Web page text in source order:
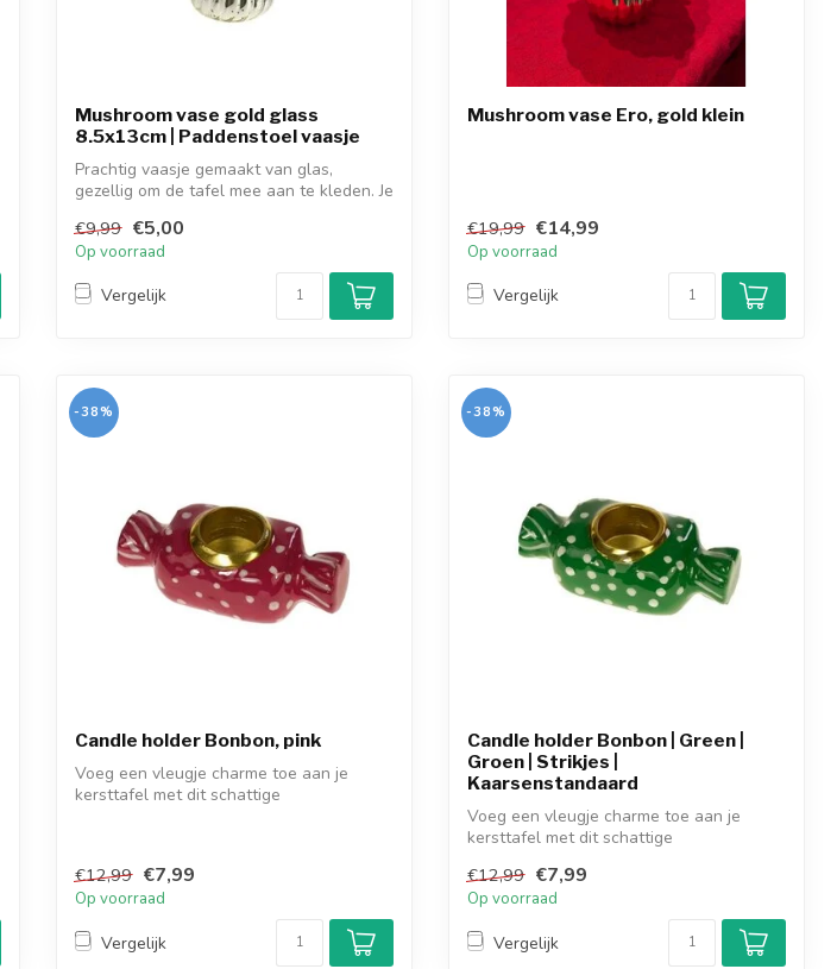
Mushroom vase gold glass
8.5x13cm | Paddenstoel vaasje
Prachtig vaasje gemaakt van glas,
gezellig om de tafel mee aan te kleden. Je
€9,99 €5,00
Op voorraad
Vergelijk
Mushroom vase Ero, gold klein
€19,99 €14,99
Op voorraad
Vergelijk
-38%
Candle holder Bonbon, pink
Voeg een vleugje charme toe aan je
kersttafel met dit schattige
€12,99 €7,99
Op voorraad
Vergelijk
-38%
Candle holder Bonbon | Green |
Groen | Strikjes |
Kaarsenstandaard
Voeg een vleugje charme toe aan je
kersttafel met dit schattige
€12,99 €7,99
Op voorraad
Vergelijk